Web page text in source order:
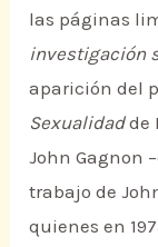
las páginas
investigación
aparición del
Sexualidadde
John Gagnon
trabajo de
quienes en